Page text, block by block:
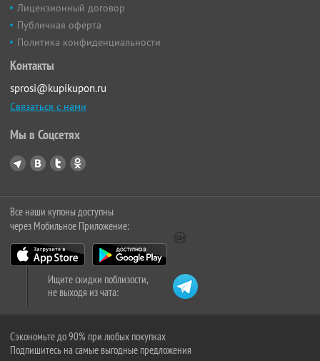
Лицензионный договор
Публичная оферта
Политика конфиденциальности
Контакты
sprosi@kupikupon.ru
Связаться с нами
Мы в Соцсетях
Все наши купоны доступны
через Мобильное Приложение:
Ищите скидки поблизости,
не выходя из чата:
Сэкономьте до 90% при любых покупках
Подпишитесь на самые выгодные предложения